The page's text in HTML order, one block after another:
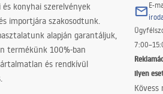
és konyhai szerelvények
importjára szakosodtunk.
alapján garantáljuk,
termékünk 100%-ban
és rendkívül
E-
ilyen